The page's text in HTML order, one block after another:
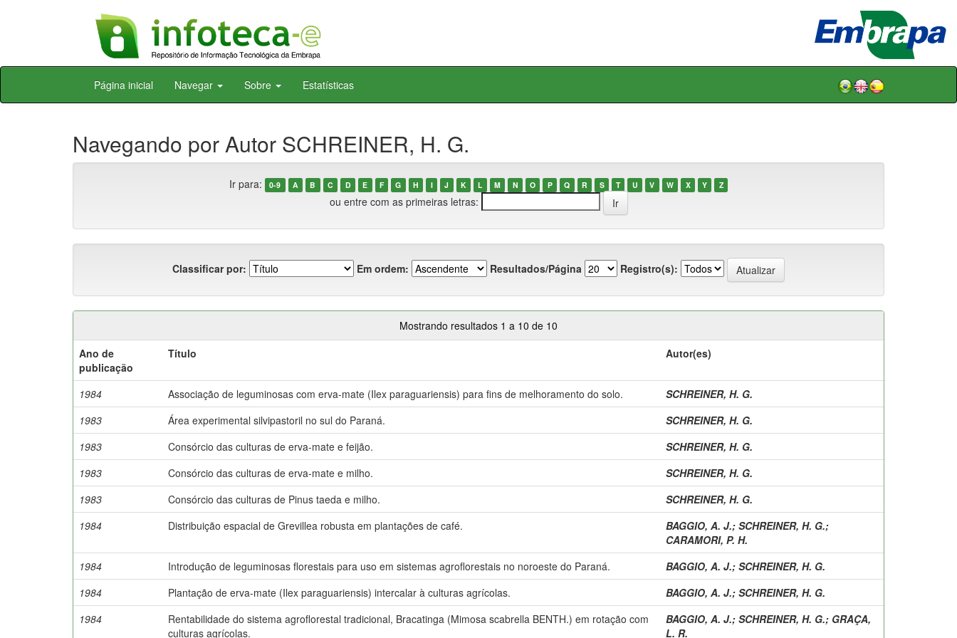
Skip
Página inicial Navegar Sobre Estatísticas
Navegando por Autor SCHREINER, H. G.
Ir para: 0-9 A B C D E F G H I J K L M N O P Q R S T U V W X Y Z
ou entre com as primeiras letras:
Classificar por: Em ordem: Resultados/Página Registro(s):
Mostrando resultados 1 a 10 de 10
Ano de
publicação
Título Autor(es)
1984 Associação de leguminosas com erva-mate (Ilex paraguariensis) para fins de melhoramento do solo.
SCHREINER, H. G.
1983
Área experimental silvipastoril no sul do Paraná.
SCHREINER, H. G.
1983
Consórcio das culturas de erva-mate e feijão.
SCHREINER, H. G.
1983
Consórcio das culturas de erva-mate e milho.
SCHREINER, H. G.
1983
Consórcio das culturas de Pinus taeda e milho.
SCHREINER, H. G.
1984
Distribuição espacial de Grevillea robusta em plantações de café. BAGGIO, A. J.; SCHREINER, H. G.;
CARAMORI, P. H.
1984
Introdução de leguminosas florestais para uso em sistemas agroflorestais no noroeste do Paraná. BAGGIO, A. J.; SCHREINER, H. G.
1984
Plantação de erva-mate (Ilex paraguariensis) intercalar à culturas agrícolas. BAGGIO, A. J.; SCHREINER, H. G.
1984
Rentabilidade do sistema agroflorestal tradicional, Bracatinga (Mimosa scabrella BENTH.) em rotação com
culturas agrícolas.
BAGGIO, A. J.; SCHREINER, H. G.; GRAÇA,
L. R.